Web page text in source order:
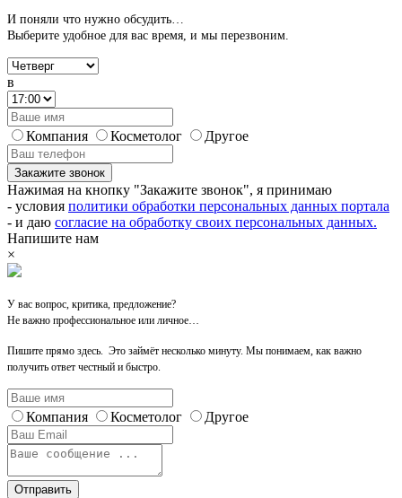
И поняли что нужно обсудить…
Выберите удобное для вас время, и мы перезвоним.
в
Компания Косметолог Другое
Закажите звонок
Нажимая на кнопку "Закажите звонок", я принимаю
- условия политики обработки персональных данных портала
- и даю согласие на обработку своих персональных данных.
Напишите нам
×
У вас вопрос, критика, предложение?
Не важно профессиональное или личное…
Пишите прямо здесь. Это займёт несколько минуту. Мы понимаем, как важно
получить ответ честный и быстро.
Компания Косметолог Другое
Отправить